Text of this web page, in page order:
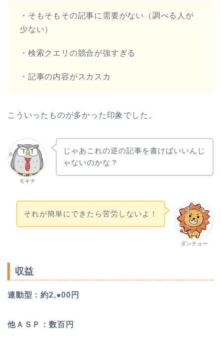
・そもそもその記事に需要がない（調べる人が
少ない）
・検索クエリの競合が強すぎる
・記事の内容がスカスカ
こういったものが多かった印象でした。
モキチ
じゃあこれの逆の記事を書けばいいんじ
ゃないのかな？
ダンチョー
それが簡単にできたら苦労しないよ！
収益
連動型：約2,●00円
他ＡＳＰ：数百円